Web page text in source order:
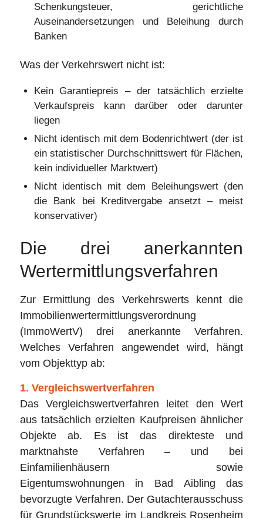
Schenkungsteuer, gerichtliche
Auseinandersetzungen und Beleihung durch
Banken
Was der Verkehrswert nicht ist:
Kein Garantiepreis – der tatsächlich erzielte
Verkaufspreis kann darüber oder darunter
liegen
Nicht identisch mit dem Bodenrichtwert (der ist
ein statistischer Durchschnittswert für Flächen,
kein individueller Marktwert)
Nicht identisch mit dem Beleihungswert (den
die Bank bei Kreditvergabe ansetzt – meist
konservativer)
Die drei anerkannten
Wertermittlungsverfahren
Zur Ermittlung des Verkehrswerts kennt die
Immobilienwertermittlungsverordnung
(ImmoWertV) drei anerkannte Verfahren.
Welches Verfahren angewendet wird, hängt
vom Objekttyp ab:
1. Vergleichswertverfahren
Das Vergleichswertverfahren leitet den Wert
aus tatsächlich erzielten Kaufpreisen ähnlicher
Objekte ab. Es ist das direkteste und
marktnahste Verfahren – und bei
Einfamilienhäusern sowie
Eigentumswohnungen in Bad Aibling das
bevorzugte Verfahren. Der Gutachterausschuss
für Grundstückswerte im Landkreis Rosenheim